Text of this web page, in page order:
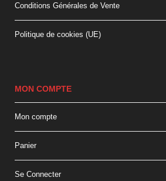
Conditions Générales de Vente
Politique de cookies (UE)
MON COMPTE
Mon compte
Panier
Se Connecter